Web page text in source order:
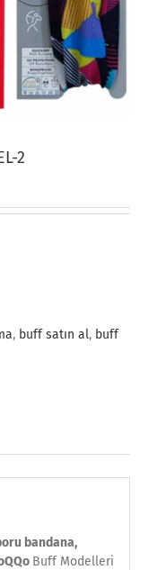
2
, buff satın al, buff
bandana,
Buff Modelleri